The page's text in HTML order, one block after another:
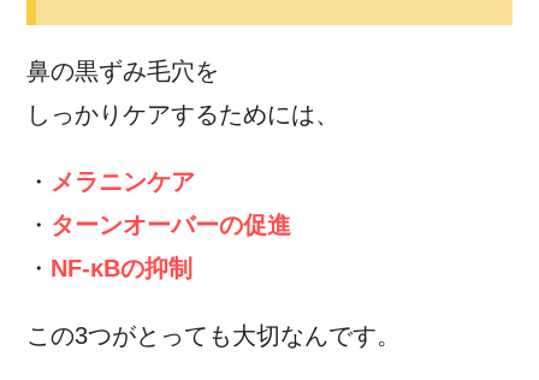
鼻の黒ずみ毛穴を
しっかりケアするためには、
・ メラニンケア
・ ターンオーバーの促進
・ NF-κBの抑制
この3つがとっても大切なんです。